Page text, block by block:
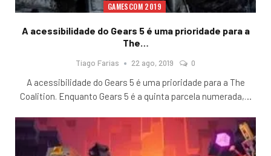
GAMESCOM 2019
A acessibilidade do Gears 5 é uma prioridade para a
The…
Tiago Farias 22 ago, 2019 0
A acessibilidade do Gears 5 é uma prioridade para a The
Coalition. Enquanto Gears 5 é a quinta parcela numerada,…